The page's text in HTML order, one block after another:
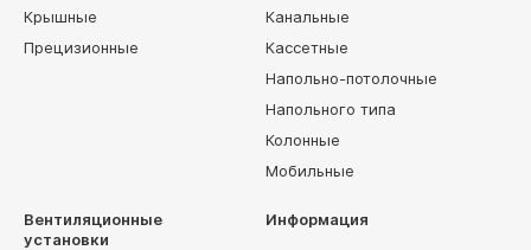
Крышные
Прецизионные
Канальные
Кассетные
Напольно-потолочные
Напольного типа
Колонные
Мобильные
Вентиляционные
установки
Информация